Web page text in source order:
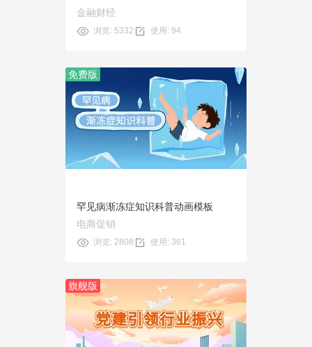
金融财经
浏览: 5332 使用: 94
免费版
预览
使用
罕见病渐冻症知识科普动画模板
电商促销
浏览: 2808 使用: 361
旗舰版
预览